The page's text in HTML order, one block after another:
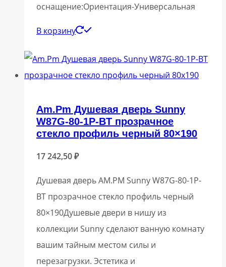
оснащение:Ориентация-Универсальная
В корзину
Am.Pm Душевая дверь Sunny
W87G-80-1P-BT прозрачное
стекло профиль черный 80×190
17 242,50₽
Душевая дверь AM.PM Sunny W87G-80-1P-
BT прозрачное стекло профиль черный
80×190Душевые двери в нишу из
коллекции Sunny сделают ванную комнату
вашим тайным местом силы и
перезагрузки. Эстетика и